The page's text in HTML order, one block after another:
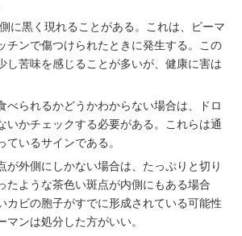
に黒く現れることがある。これは、ピーマ
チンで傷つけられたときに発生する。この
し苦味を感じることが多いが、健康に害は
べられるかどうかわからない場合は、ドロ
いかチェックする必要がある。これらは通
いるサインである。
が外側にしかない場合は、たっぷりと切り
たような茶色い斑点が内側にもある場合
カビの胞子がすでに形成されている可能性
ンは処分した方がいい。